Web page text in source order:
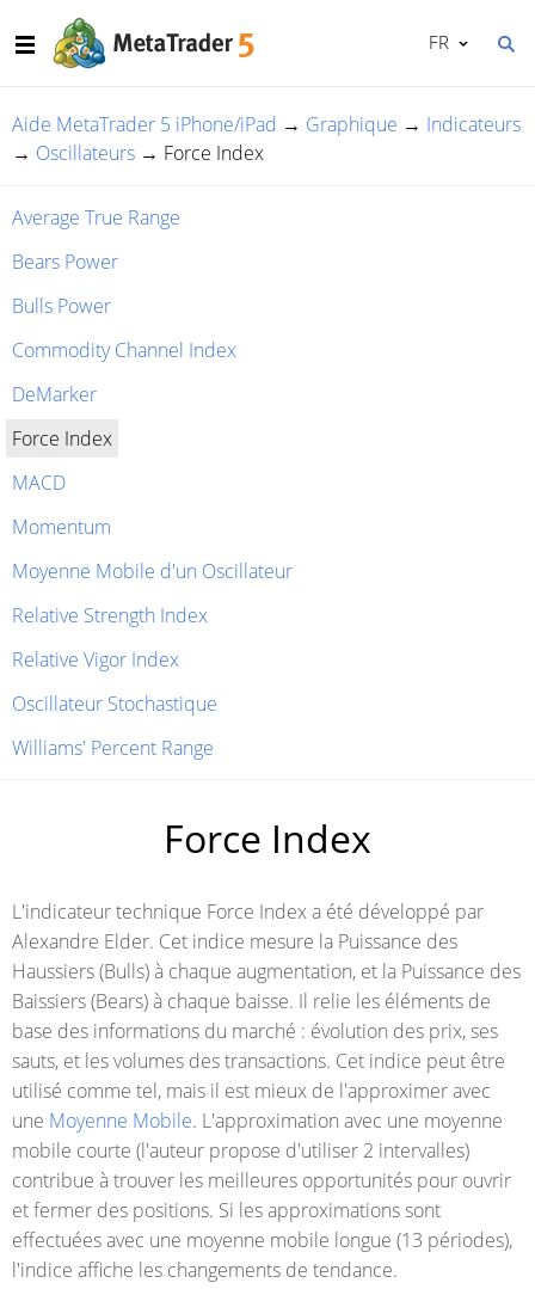
FR
Aide MetaTrader 5 iPhone/iPad → Graphique → Indicateurs
→ Oscillateurs → Force Index
Average True Range
Bears Power
Bulls Power
Commodity Channel Index
DeMarker
Force Index
MACD
Momentum
Moyenne Mobile d'un Oscillateur
Relative Strength Index
Relative Vigor Index
Oscillateur Stochastique
Williams' Percent Range
Force Index
L'indicateur technique Force Index a été développé par
Alexandre Elder. Cet indice mesure la Puissance des
Haussiers (Bulls) à chaque augmentation, et la Puissance des
Baissiers (Bears) à chaque baisse. Il relie les éléments de
base des informations du marché : évolution des prix, ses
sauts, et les volumes des transactions. Cet indice peut être
utilisé comme tel, mais il est mieux de l'approximer avec
une Moyenne Mobile. L'approximation avec une moyenne
mobile courte (l'auteur propose d'utiliser 2 intervalles)
contribue à trouver les meilleures opportunités pour ouvrir
et fermer des positions. Si les approximations sont
effectuées avec une moyenne mobile longue (13 périodes),
l'indice affiche les changements de tendance.